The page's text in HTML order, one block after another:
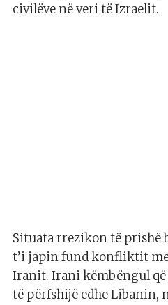
civilëve në veri të Izraelit.
Situata rrezikon të prishë
t’i japin fund konfliktit
Iranit. Irani këmbëngul që
të përfshijë edhe Libanin,